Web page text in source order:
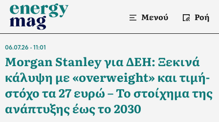
Μενού Ροή
06.07.26 11:01
Morgan Stanley για ΔΕΗ: Ξεκινά
κάλυψη με «overweight» και τιμή-
στόχο τα 27 ευρώ – Το στοίχημα της
ανάπτυξης έως το 2030